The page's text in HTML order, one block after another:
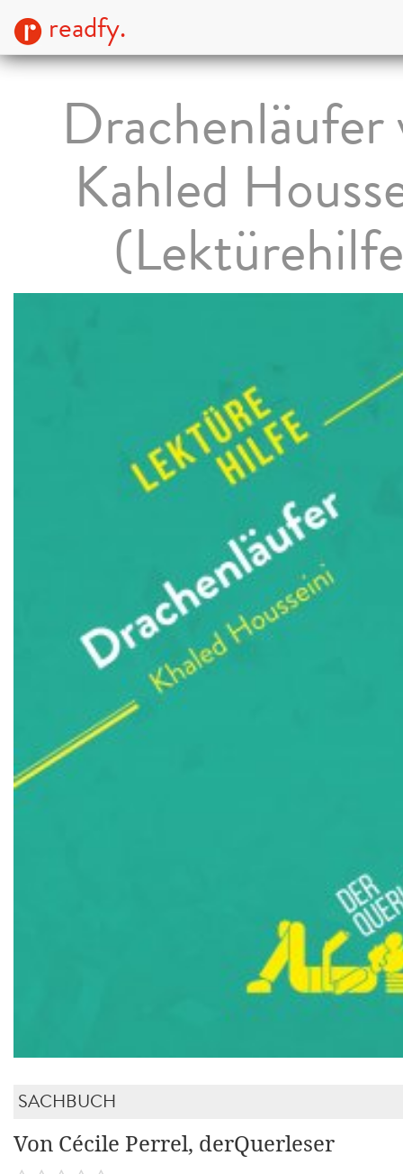
readfy.
Drachenläufer
Kahled
SACHBUCH
Von Cécile Perrel, derQuerleser